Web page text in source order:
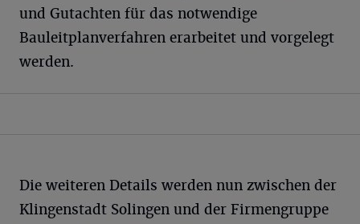
und Gutachten für das notwendige
Bauleitplanverfahren erarbeitet und vorgelegt
werden.
Die weiteren Details werden nun zwischen der
Klingenstadt Solingen und der Firmengruppe